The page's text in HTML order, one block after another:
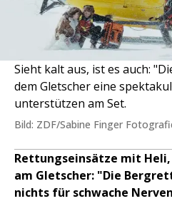
Sieht kalt aus, ist es auch:
dem Gletscher eine
unterstützen am Set.
Bild: ZDF/Sabine Finger
Rettungseinsätze mit
am Gletscher: "Die
nichts für schwache